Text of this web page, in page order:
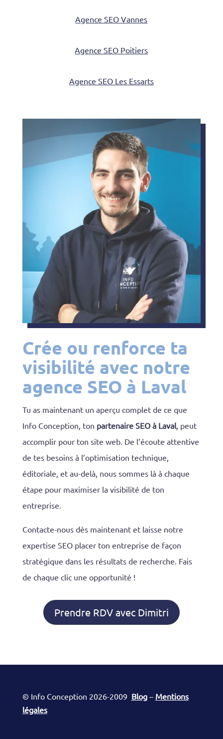
Agence SEO Vannes
Agence SEO Poitiers
Agence SEO Les Essarts
Crée ou renforce ta
visibilité avec notre
agence SEO à Laval
Tu as maintenant un aperçu complet de ce que
Info Conception, ton partenaire SEO à Laval, peut
accomplir pour ton site web. De l’écoute attentive
de tes besoins à l’optimisation technique,
éditoriale, et au-delà, nous sommes là à chaque
étape pour maximiser la visibilité de ton
entreprise.
Contacte-nous dès maintenant et laisse notre
expertise SEO placer ton entreprise de façon
stratégique dans les résultats de recherche. Fais
de chaque clic une opportunité !
Prendre RDV avec Dimitri
© Info Conception 2026-2009 Blog– Mentions
légales